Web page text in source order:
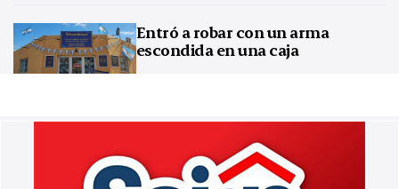
Entró a robar con un arma
escondida en una caja